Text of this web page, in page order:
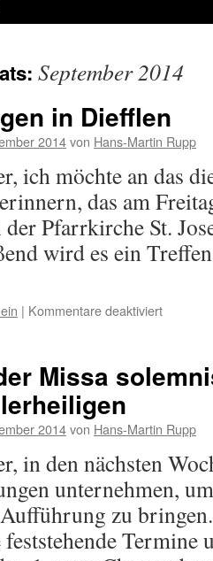
September 2014
in Diefflen
2014von Hans-Martin Rupp
ich möchte an das
das am
Pfarrkirche St.
wird es ein
| Kommentare deaktiviertfür
Missa
2014von Hans-Martin Rupp
in den nächsten
unternehmen,
zu
Termine